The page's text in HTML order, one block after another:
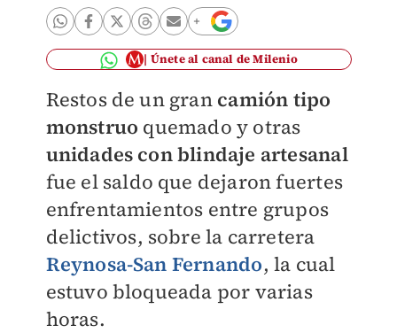
Únete al canal de Milenio
Restos de un grancamión tipo
monstruo quemado y otras
unidades con blindaje artesanal
fue el saldo que dejaron fuertes
enfrentamientos entre grupos
delictivos, sobre la carretera
Reynosa-San Fernando, la cual
estuvo bloqueada por varias
horas.